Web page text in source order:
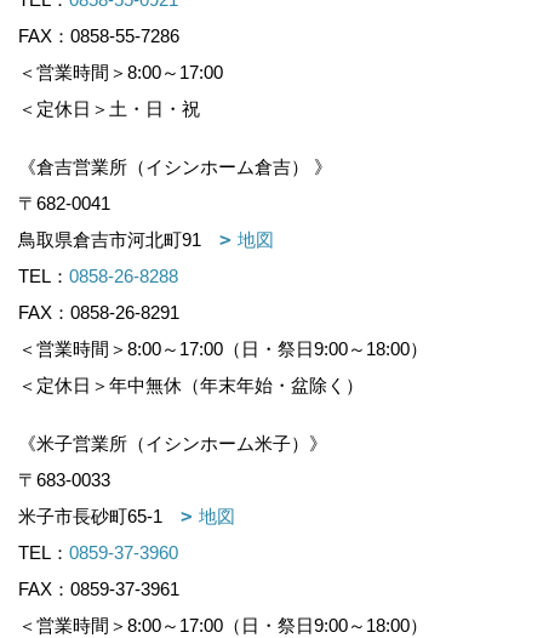
FAX：0858-55-7286
＜営業時間＞8:00～17:00
＜定休日＞土・日・祝
《倉吉営業所（イシンホーム倉吉） 》
〒682-0041
鳥取県倉吉市河北町91
地図
TEL： 0858-26-8288
FAX：0858-26-8291
＜営業時間＞8:00～17:00（日・祭日9:00～18:00）
＜定休日＞年中無休（年末年始・盆除く）
《米子営業所（イシンホーム米子）》
〒683-0033
米子市長砂町65-1
地図
TEL： 0859-37-3960
FAX：0859-37-3961
＜営業時間＞8:00～17:00（日・祭日9:00～18:00）